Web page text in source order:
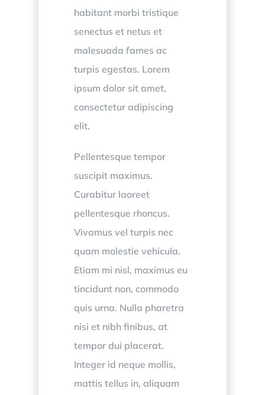
habitant morbi tristique
senectus et netus et
malesuada fames ac
turpis egestas. Lorem
ipsum dolor sit amet,
consectetur adipiscing
elit.
Pellentesque tempor
suscipit maximus.
Curabitur laoreet
pellentesque rhoncus.
Vivamus vel turpis nec
quam molestie vehicula.
Etiam mi nisl, maximus eu
tincidunt non, commodo
quis urna. Nulla pharetra
nisi et nibh finibus, at
tempor dui placerat.
Integer id neque mollis,
mattis tellus in, aliquam